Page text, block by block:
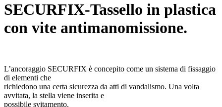
SECURFIX-Tassello in plastica
con vite antimanomissione.
L’ancoraggio SECURFIX è concepito come un sistema di fissaggio
di elementi che
richiedono una certa sicurezza da atti di vandalismo. Una volta
avvitata, la stella viene inserita e
possibile svitamento.